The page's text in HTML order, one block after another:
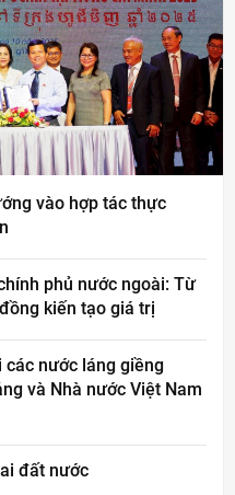
vào hợp tác thực
phủ nước ngoài: Từ
kiến tạo giá trị
nước láng giềng
và Nhà nước Việt Nam
đất nước